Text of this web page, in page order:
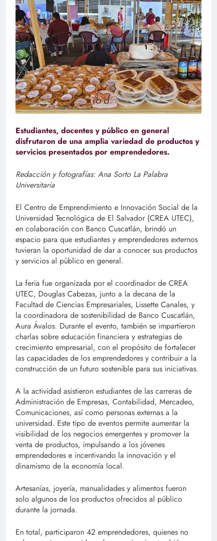
Estudiantes, docentes y público en general
disfrutaron de una amplia variedad de productos y
servicios presentados por emprendedores.
Redacción y fotografías: Ana Sorto La Palabra
Universitaria
El Centro de Emprendimiento e Innovación Social de la
Universidad Tecnológica de El Salvador (CREA UTEC),
en colaboración con Banco Cuscatlán, brindó un
espacio para que estudiantes y emprendedores externos
tuvieran la oportunidad de dar a conocer sus productos
y servicios al público en general.
La feria fue organizada por el coordinador de CREA
UTEC, Douglas Cabezas, junto a la decana de la
Facultad de Ciencias Empresariales, Lissette Canales, y
la coordinadora de sostenibilidad de Banco Cuscatlán,
Aura Ávalos. Durante el evento, también se impartieron
charlas sobre educación financiera y estrategias de
crecimiento empresarial, con el propósito de fortalecer
las capacidades de los emprendedores y contribuir a la
construcción de un futuro sostenible para sus iniciativas.
A la actividad asistieron estudiantes de las carreras de
Administración de Empresas, Contabilidad, Mercadeo,
Comunicaciones, así como personas externas a la
universidad. Este tipo de eventos permite aumentar la
visibilidad de los negocios emergentes y promover la
venta de productos, impulsando a los jóvenes
emprendedores e incentivando la innovación y el
dinamismo de la economía local.
Artesanías, joyería, manualidades y alimentos fueron
solo algunos de los productos ofrecidos al público
durante la jornada.
En total, participaron 42 emprendedores, quienes no